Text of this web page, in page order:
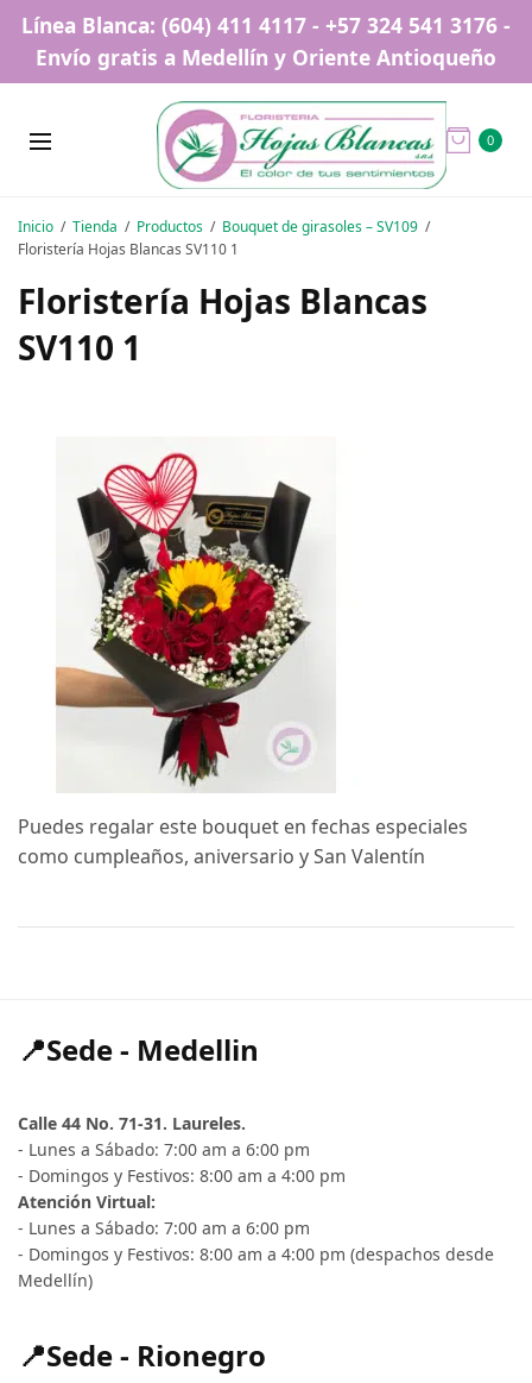
Línea Blanca: (604) 411 4117 - +57 324 541 3176 -
Envío gratis a Medellín y Oriente Antioqueño
0
Inicio Tienda Productos
Bouquet de girasoles – SV109
Floristería Hojas Blancas SV110 1
Floristería Hojas Blancas
SV110 1
Puedes regalar este bouquet en fechas especiales
como cumpleaños, aniversario y San Valentín
📍Sede - Medellin
Calle 44 No. 71-31. Laureles.
- Lunes a Sábado: 7:00 am a 6:00 pm
- Domingos y Festivos: 8:00 am a 4:00 pm
Atención Virtual:
- Lunes a Sábado: 7:00 am a 6:00 pm
- Domingos y Festivos: 8:00 am a 4:00 pm (despachos desde
Medellín)
📍Sede - Rionegro